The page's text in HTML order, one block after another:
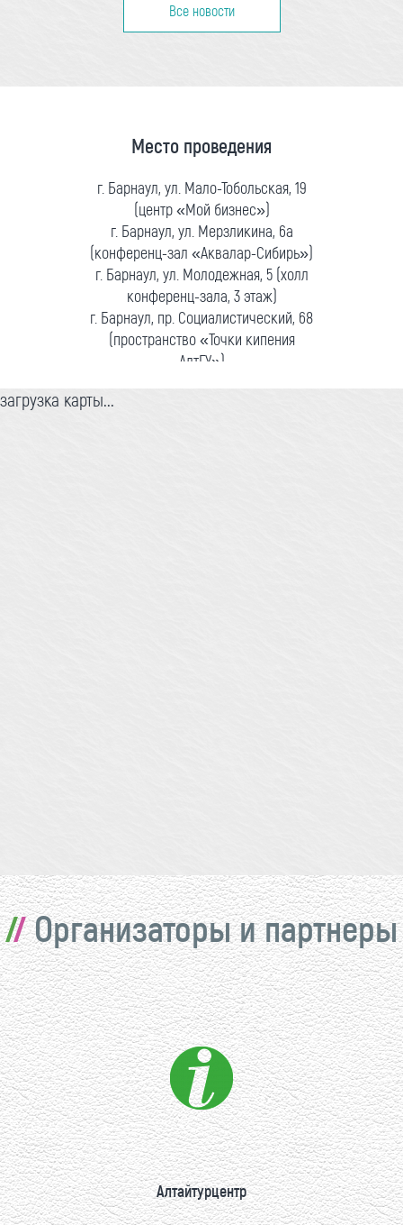
Все новости
Место проведения
г. Барнаул, ул. Мало-Тобольская, 19
(центр «Мой бизнес»)
г. Барнаул, ул. Мерзликина, 6а
(конференц-зал «Аквалар-Сибирь»)
г. Барнаул, ул. Молодежная, 5 (холл
конференц-зала, 3 этаж)
г. Барнаул, пр. Социалистический, 68
(пространство «Точки кипения
АлтГУ»)
загрузка карты...
Организаторы и партнеры
Алтайтурцентр